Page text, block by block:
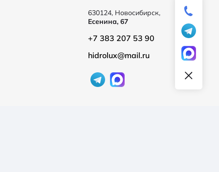
630124, Новосибирск,
Есенина, 67
+7 383 207 53 90
hidrolux@mail.ru